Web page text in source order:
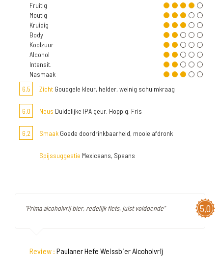
Fruitig
Moutig
Kruidig
Body
Koolzuur
Alcohol
Intensit.
Nasmaak
6,5
Zicht Goudgele kleur, helder, weinig schuimkraag
6,0 Neus Duidelijke IPA geur, Hoppig, Fris
6,2 Smaak Goede doordrinkbaarheid, mooie afdronk
Spijssuggestie Mexicaans, Spaans
5,0
"Prima alcoholvrij bier, redelijk flets, juist voldoende"
Review : Paulaner Hefe Weissbier Alcoholvrij